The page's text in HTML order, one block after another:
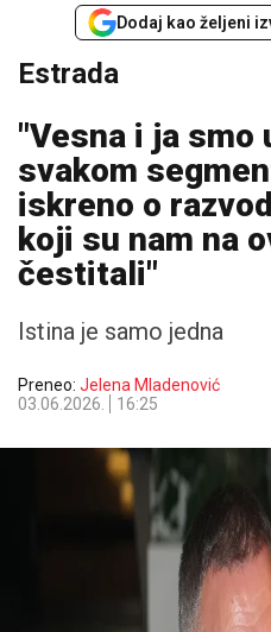
Dodaj kao željeni
Estrada
"Vesna i ja smo
svakom
iskreno o
koji su nam na
čestitali"
Istina je samo jedna
Preneo: Jelena Mladenović
03.06.2026.
16:25